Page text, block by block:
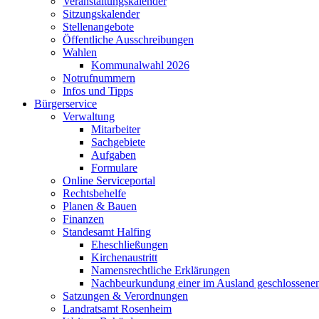
Sitzungskalender
Stellenangebote
Öffentliche Ausschreibungen
Wahlen
Kommunalwahl 2026
Notrufnummern
Infos und Tipps
Bürgerservice
Verwaltung
Mitarbeiter
Sachgebiete
Aufgaben
Formulare
Online Serviceportal
Rechtsbehelfe
Planen & Bauen
Finanzen
Standesamt Halfing
Eheschließungen
Kirchenaustritt
Namensrechtliche Erklärungen
Nachbeurkundung einer im Ausland
Satzungen & Verordnungen
Landratsamt Rosenheim